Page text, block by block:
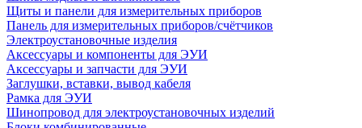
Щиты и панели для измерительных приборов
Панель для измерительных приборов/счётчиков
Электроустановочные изделия
Аксессуары и компоненты для ЭУИ
Аксессуары и запчасти для ЭУИ
Заглушки, вставки, вывод кабеля
Рамка для ЭУИ
Шинопровод для электроустановочных изделий